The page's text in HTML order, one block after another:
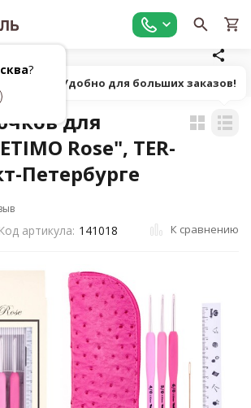
?
вязания
для
Rose", TER-
Петербурге
Код артикула: 141018 К сравнению
Попробуй! Удобно для больших заказов!